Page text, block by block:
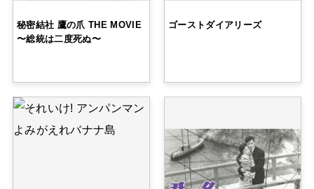
秘密結社 鷹の爪 THE MOVIE
〜総統は二度死ぬ〜
ゴーストダイアリーズ